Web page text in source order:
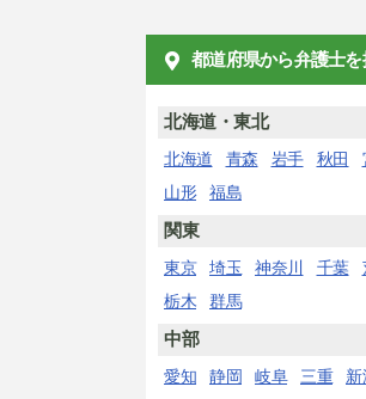
都道府県から弁護士を
北海道・東北
北海道 青森 岩手 秋田
山形
福島
関東
東京 埼玉 神奈川 千葉
栃木
群馬
中部
愛知 静岡 岐阜 三重 新